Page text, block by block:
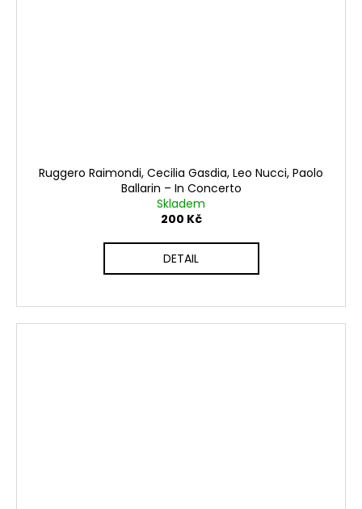
Ruggero Raimondi, Cecilia Gasdia, Leo Nucci, Paolo
Ballarin ‎– In Concerto
Skladem
200 Kč
DETAIL